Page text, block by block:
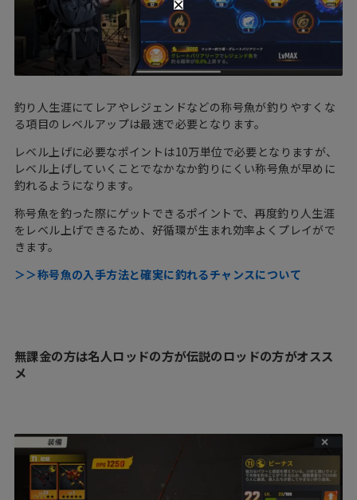
釣り人生涯にてレアやレジェンドなどの称号魚が釣りやすくな
る項目のレベルアップは最速で必要となります。
レベル上げに必要なポイントは10万単位で必要となりますが、
レベル上げしていくことでなかなか釣りにくい称号魚が早めに
釣れるようになります。
称号魚を釣った際にゲットできるポイントで、再度釣り人生涯
をレベル上げできるため、好循環が生まれ効率よくプレイがで
きます。
＞＞称号魚の入手方法と確実に釣れるチャンスについて
無課金の方は名人ロッドの方が伝説のロッドの方がオスス
メ